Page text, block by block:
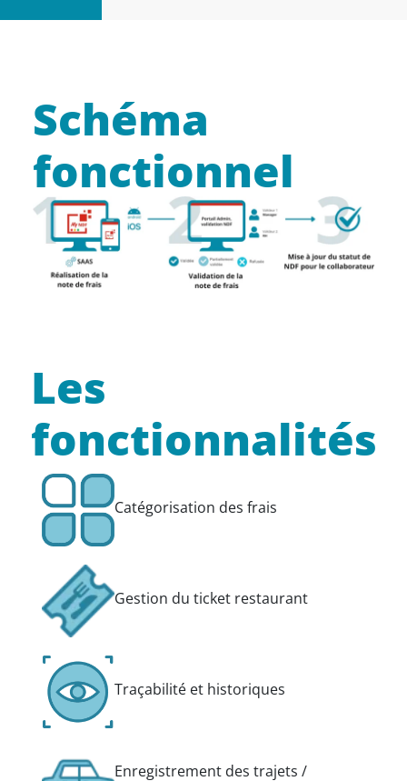
Schéma
fonctionnel
Les
fonctionnalités
Catégorisation des frais
Gestion du ticket restaurant
Traçabilité et historiques
Enregistrement des trajets /